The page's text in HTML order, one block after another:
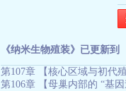
《纳米生物殖装》已更新到
第107章 【核心区域与初代
第106章 【母巢内部的 “基因